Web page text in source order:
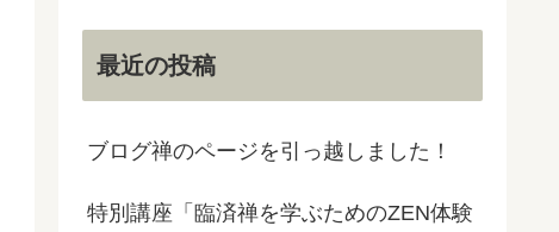
最近の投稿
ブログ禅のページを引っ越しました！
特別講座「臨済禅を学ぶためのZEN体験